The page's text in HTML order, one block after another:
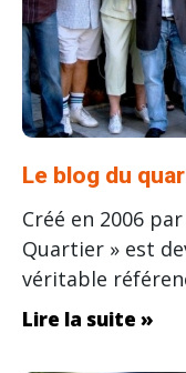
Le blog du
Créé en 2006
Quartier » est
véritable
Lire la suite »